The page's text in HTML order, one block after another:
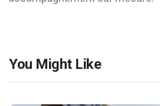
You Might Like